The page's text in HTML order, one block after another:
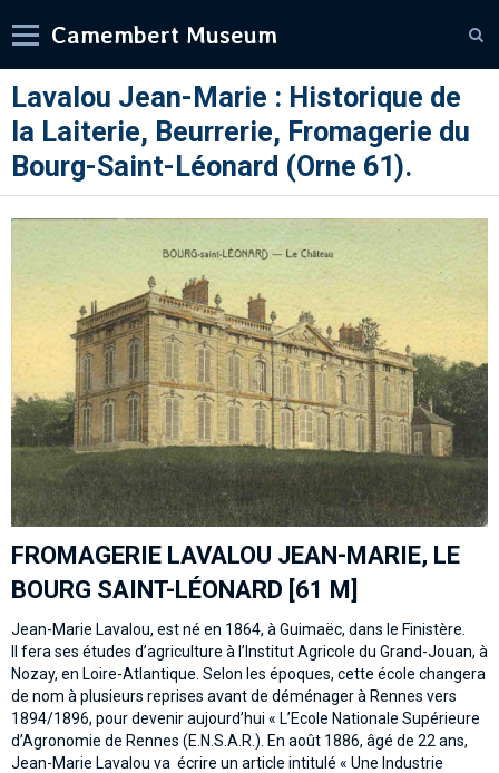
Camembert Museum
Lavalou Jean-Marie : Historique de
la Laiterie, Beurrerie, Fromagerie du
Bourg-Saint-Léonard (Orne 61).
FROMAGERIE LAVALOU JEAN-MARIE, LE
BOURG SAINT-LÉONARD [61 M]
Jean-Marie Lavalou, est né en 1864, à Guimaëc, dans le Finistère.
Il fera ses études d’agriculture à l’Institut Agricole du Grand-Jouan, à
Nozay, en Loire-Atlantique. Selon les époques, cette école changera
de nom à plusieurs reprises avant de déménager à Rennes vers
1894/1896, pour devenir aujourd’hui « L’Ecole Nationale Supérieure
d’Agronomie de Rennes (E.N.S.A.R.). En août 1886, âgé de 22 ans,
Jean-Marie Lavalou va écrire un article intitulé « Une Industrie